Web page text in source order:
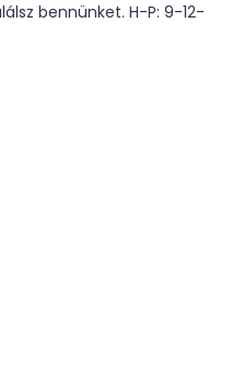
bennünket. H-P: 9-12-